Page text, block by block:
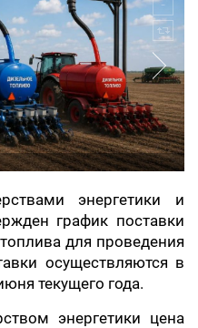
энергетики и
график поставки
для проведения
осуществляются в
текущего года.
энергетики цена